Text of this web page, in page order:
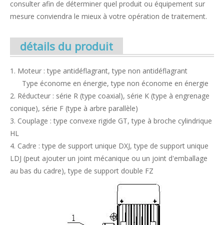
consulter afin de déterminer quel produit ou équipement sur
mesure conviendra le mieux à votre opération de traitement.
détails du produit
1. Moteur : type antidéflagrant, type non antidéflagrant
Type économe en énergie, type non économe en énergie
2. Réducteur : série R (type coaxial), série K (type à engrenage
conique), série F (type à arbre parallèle)
3. Couplage : type convexe rigide GT, type à broche cylindrique
HL
4. Cadre : type de support unique DXJ, type de support unique
LDJ (peut ajouter un joint mécanique ou un joint d'emballage
au bas du cadre), type de support double FZ